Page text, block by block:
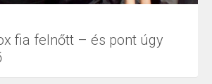
fia felnőtt – és pont úgy